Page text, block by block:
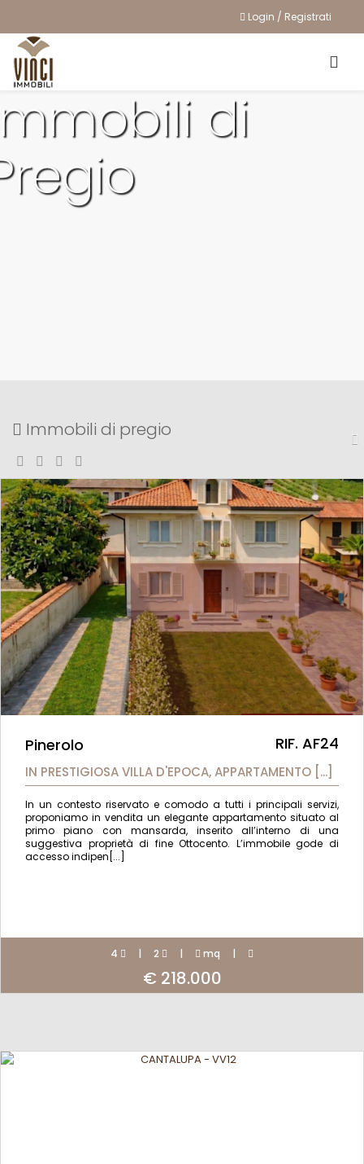
Login / Registrati
di
Immobili di pregio
Pinerolo RIF. AF24
IN PRESTIGIOSA VILLA D'EPOCA, APPARTAMENTO [...]
In un contesto riservato e comodo a tutti i principali servizi,
proponiamo in vendita un elegante appartamento situato al
primo piano con mansarda, inserito all’interno di una
suggestiva proprietà di fine Ottocento. L’immobile gode di
accesso indipen[...]
4 | 2 | mq |
€ 218.000